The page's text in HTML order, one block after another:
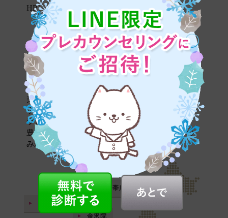
HP）」のページをご確認ください。
全国のラミュー・中央クリニック
list of clinic
ラミュー・中央クリニックは
全国19院。
美容外科治療には確かな医療技術が求められま
す。
ラミュー・中央クリニックでは、高い技術力、
豊富な経験・実績のある、選ばれたドクターの
みが治療を行ないます。
帯広院
金沢院
岡山院